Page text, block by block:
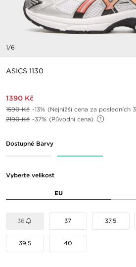
1/6
ASICS 1130
1390 Kč
1590 Kč -13%
(Nejnižší cena za posledních
2190 Kč -37% (Původní cena)
Dostupné Barvy
Vyberte velikost
EU
36 37 37,5
39,5 40